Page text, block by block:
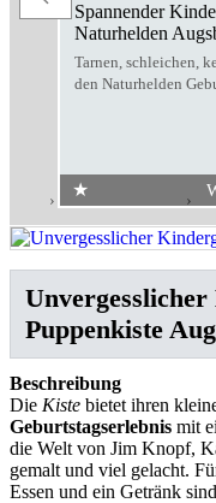
Spannender
Naturhelden
Tarnen, schleichen,
den Naturhelden
★
› Kindergeburtstag ›
Puppenkiste
Beschreibung
Die Kiste bietet ihren
Geburtstagserlebnis mit
die Welt von Jim Knopf,
gemalt und viel gelacht.
Essen und ein Getränk